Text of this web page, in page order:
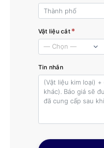
Vật liệu cắt *
Tin nhắn